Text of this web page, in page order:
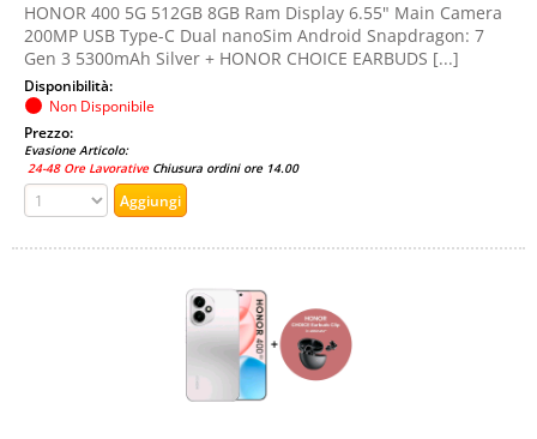
HONOR 400 5G 512GB 8GB Ram Display 6.55" Main Camera
200MP USB Type-C Dual nanoSim Android Snapdragon: 7
Gen 3 5300mAh Silver + HONOR CHOICE EARBUDS [...]
Disponibilità:
Non Disponibile
Prezzo:
Evasione Articolo:
24-48 Ore Lavorative Chiusura ordini ore 14.00